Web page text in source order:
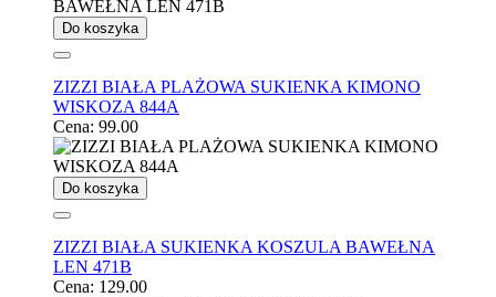
Do koszyka
ZIZZI BIAŁA PLAŻOWA SUKIENKA KIMONO
WISKOZA 844A
Cena: 99.00
Do koszyka
ZIZZI BIAŁA SUKIENKA KOSZULA BAWEŁNA
LEN 471B
Cena: 129.00